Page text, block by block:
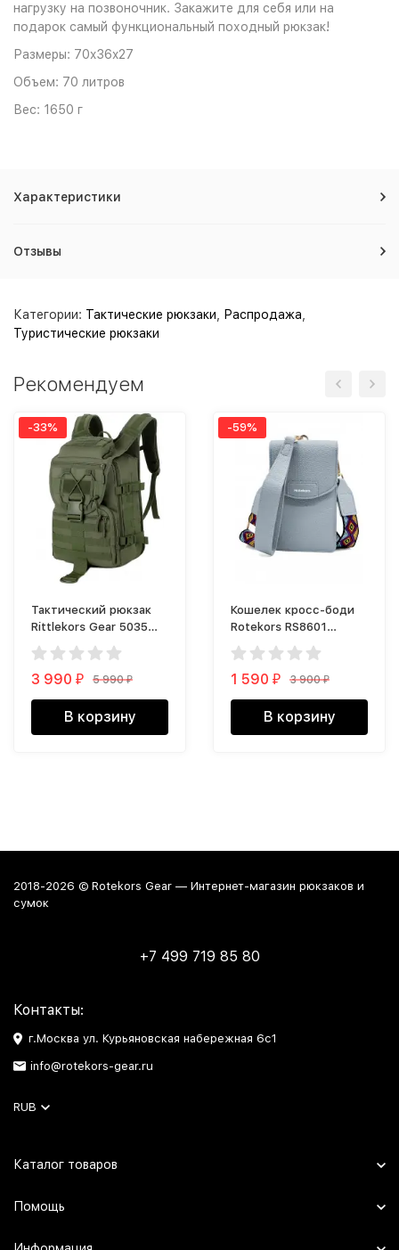
нагрузку на позвоночник. Закажите для себя или на
подарок самый функциональный походный рюкзак!
Размеры: 70x36x27
Объем: 70 литров
Вес: 1650 г
Характеристики
Отзывы
Категории: Тактические рюкзаки Распродажа
Туристические рюкзаки
Рекомендуем
-33%
Тактический рюкзак
Rittlekors Gear 5035
40л зеленый
3 990 ₽ 5 990₽
В корзину
-59%
Кошелек кросс-боди
Rotekors RS8601
голубой
1 590 ₽ 3 900₽
В корзину
2018-2026 © Rotekors Gear — Интернет-магазин рюкзаков и
сумок
+7 499 719 85 80
Контакты:
г.Москва ул. Курьяновская набережная 6с1
info@rotekors-gear.ru
RUB
Каталог товаров
Помощь